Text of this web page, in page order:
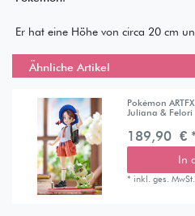
Er hat eine Höhe von circa 20 cm
Ähnliche Artikel
Pokémon
Juliana & Felori
189,90 €
In
* inkl. ges. MwSt.